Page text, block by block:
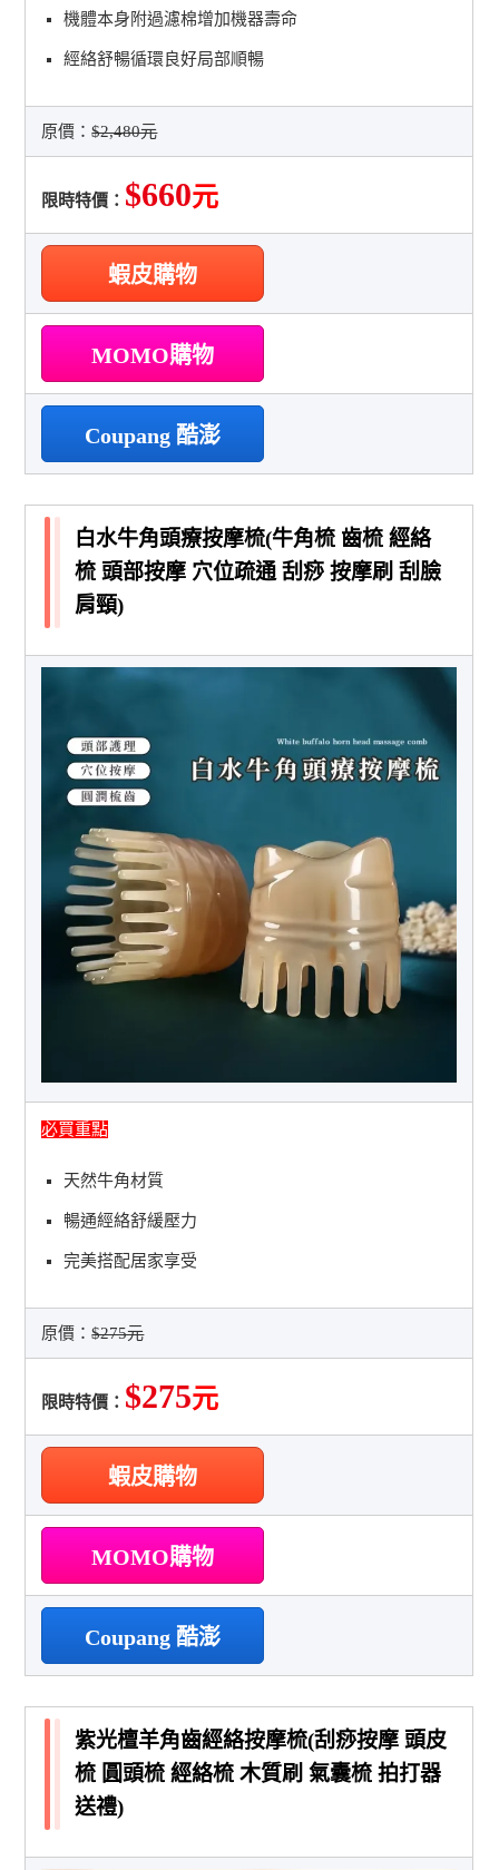
機體本身附過濾棉增加機器壽命
經絡舒暢循環良好局部順暢
原價：$2,480元
限時特價： $660元
蝦皮購物
MOMO購物
Coupang 酷澎
白水牛角頭療按摩梳(牛角梳 齒梳 經絡
梳 頭部按摩 穴位疏通 刮痧 按摩刷 刮臉
肩頸)
必買重點
天然牛角材質
暢通經絡舒緩壓力
完美搭配居家享受
原價：$275元
限時特價： $275元
蝦皮購物
MOMO購物
Coupang 酷澎
紫光檀羊角齒經絡按摩梳(刮痧按摩 頭皮
梳 圓頭梳 經絡梳 木質刷 氣囊梳 拍打器
送禮)